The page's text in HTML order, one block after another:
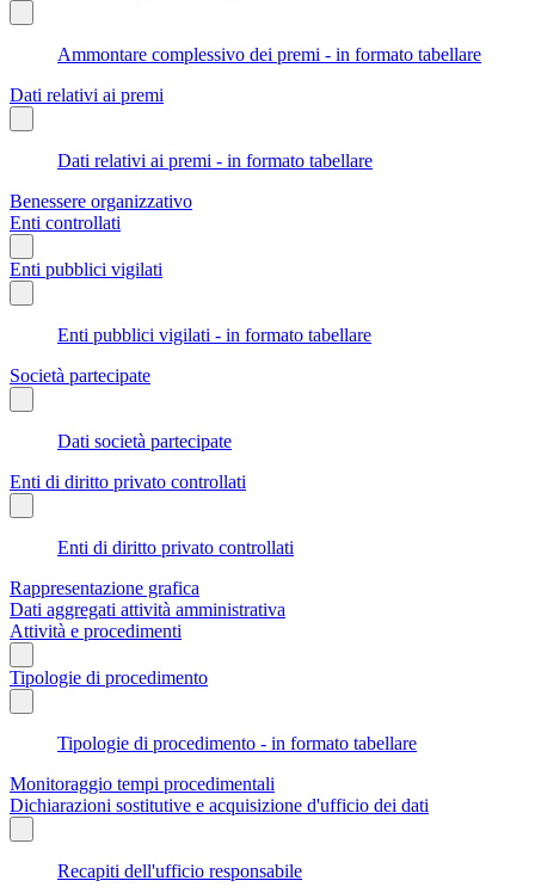
Ammontare complessivo dei premi - in formato tabellare
Dati relativi ai premi
Dati relativi ai premi - in formato tabellare
Benessere organizzativo
Enti controllati
Enti pubblici vigilati
Enti pubblici vigilati - in formato tabellare
Società partecipate
Dati società partecipate
Enti di diritto privato controllati
Enti di diritto privato controllati
Rappresentazione grafica
Dati aggregati attività amministrativa
Attività e procedimenti
Tipologie di procedimento
Tipologie di procedimento - in formato tabellare
Monitoraggio tempi procedimentali
Dichiarazioni sostitutive e acquisizione d'ufficio dei dati
Recapiti dell'ufficio responsabile